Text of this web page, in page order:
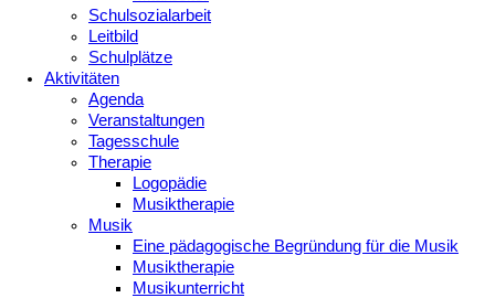
Schulsozialarbeit
Leitbild
Schulplätze
Aktivitäten
Agenda
Veranstaltungen
Tagesschule
Therapie
Logopädie
Musiktherapie
Musik
Eine pädagogische Begründung für die Musik
Musiktherapie
Musikunterricht